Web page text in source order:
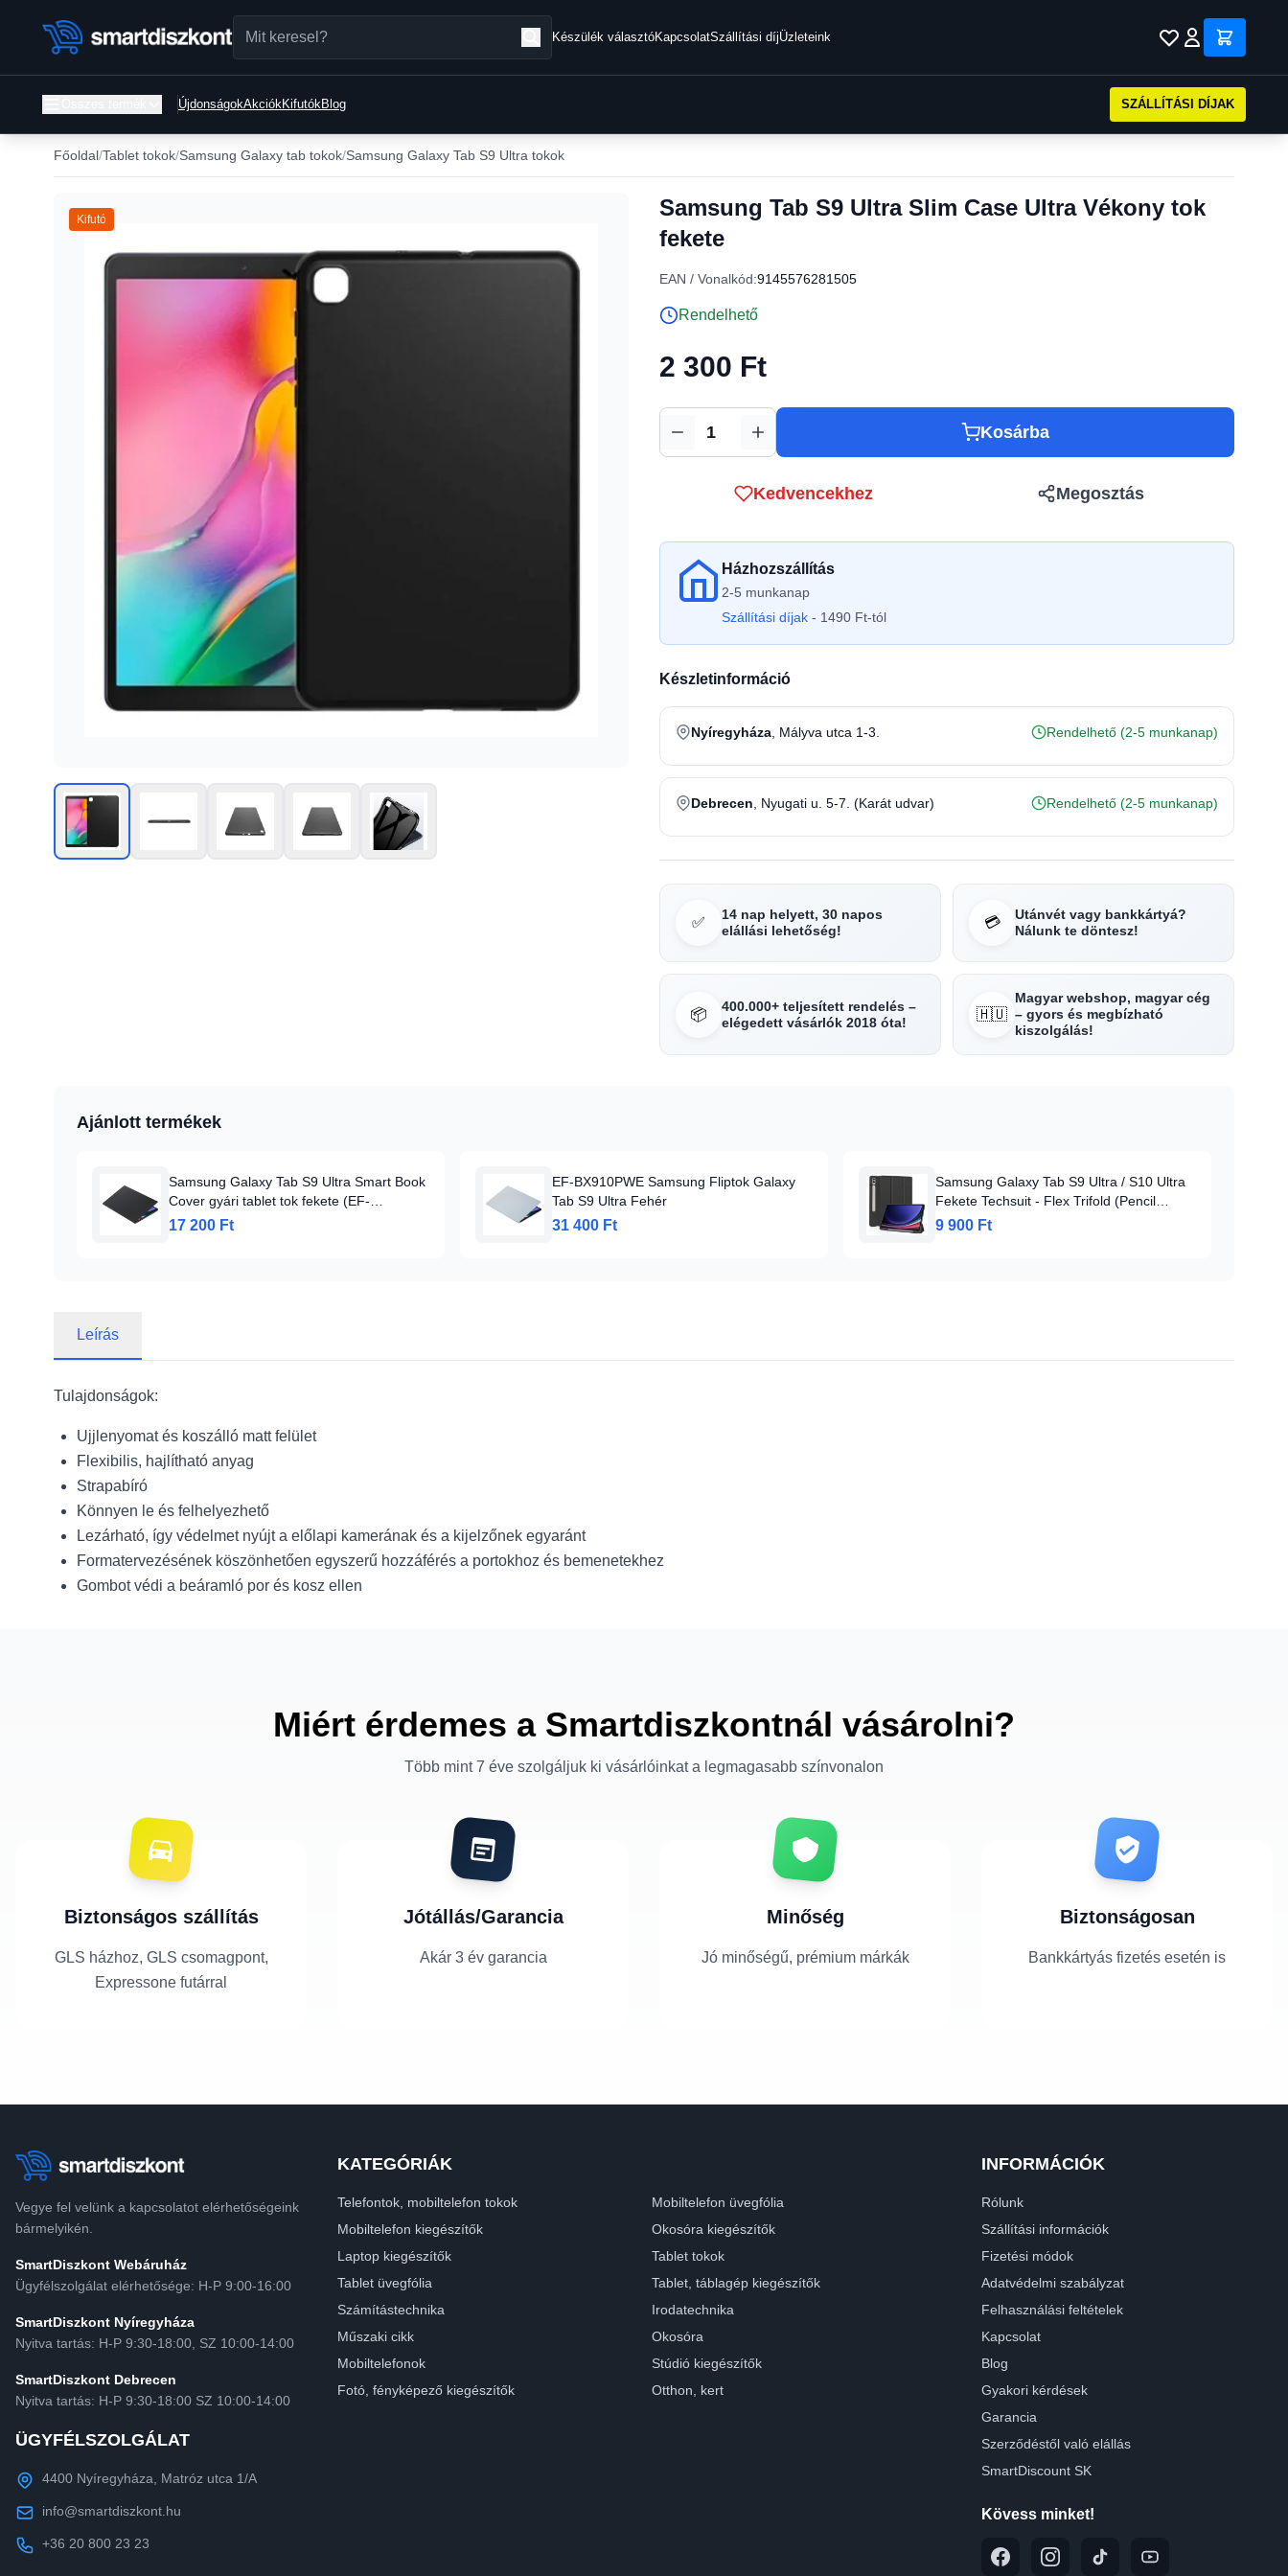
Készülék választóKapcsolatSzállítási díjÜzleteink
ÚjdonságokAkciókKifutókBlog SZÁLLÍTÁSI DÍJAK
Főoldal Tablet tokok Samsung Galaxy tab tokok Samsung Galaxy Tab S9 Ultra tokok
Kifutó
Samsung Tab S9 Ultra Slim Case Ultra Vékony tok
fekete
EAN / Vonalkód:9145576281505
Rendelhető
2 300 Ft
Mennyiség Kosárba
Kedvencekhez Megosztás
Házhozszállítás
2-5 munkanap
Szállítási díjak - 1490 Ft-tól
Készletinformáció
Nyíregyháza , Mályva utca 1-3. Rendelhető (2-5 munkanap)
Debrecen , Nyugati u. 5-7. (Karát udvar) Rendelhető (2-5 munkanap)
✅
14 nap helyett, 30 napos
elállási lehetőség!
💳
Utánvét vagy bankkártyá?
Nálunk te döntesz!
📦
400.000+ teljesített rendelés –
elégedett vásárlók 2018 óta!
🇭🇺
Magyar webshop, magyar cég
– gyors és megbízható
kiszolgálás!
Ajánlott termékek
Samsung Galaxy Tab S9 Ultra Smart Book
Cover gyári tablet tok fekete (EF-
BX910PBEGWW)
17 200 Ft
EF-BX910PWE Samsung Fliptok Galaxy
Tab S9 Ultra Fehér
31 400 Ft
Samsung Galaxy Tab S9 Ultra / S10 Ultra
Fekete Techsuit - Flex Trifold (Pencil
Holderekkel) tok
9 900 Ft
Leírás
Tulajdonságok:
Ujjlenyomat és koszálló matt felület
Flexibilis, hajlítható anyag
Strapabíró
Könnyen le és felhelyezhető
Lezárható, így védelmet nyújt a előlapi kamerának és a kijelzőnek egyaránt
Formatervezésének köszönhetően egyszerű hozzáférés a portokhoz és bemenetekhez
Gombot védi a beáramló por és kosz ellen
Miért érdemes a Smartdiszkontnál vásárolni?
Több mint 7 éve szolgáljuk ki vásárlóinkat a legmagasabb színvonalon
Biztonságos szállítás
GLS házhoz, GLS csomagpont,
Expressone futárral
Jótállás/Garancia
Akár 3 év garancia
Minőség
Jó minőségű, prémium márkák
Biztonságosan
Bankkártyás fizetés esetén is
Vegye fel velünk a kapcsolatot elérhetőségeink
bármelyikén.
SmartDiszkont Webáruház
Ügyfélszolgálat elérhetősége: H-P 9:00-16:00
SmartDiszkont Nyíregyháza
Nyitva tartás: H-P 9:30-18:00, SZ 10:00-14:00
SmartDiszkont Debrecen
Nyitva tartás: H-P 9:30-18:00 SZ 10:00-14:00
ÜGYFÉLSZOLGÁLAT
4400 Nyíregyháza, Matróz utca 1/A
info@smartdiszkont.hu
+36 20 800 23 23
KATEGÓRIÁK
Telefontok, mobiltelefon tokok
Mobiltelefon üvegfólia
Mobiltelefon kiegészítők
Okosóra kiegészítők
Laptop kiegészítők
Tablet tokok
Tablet üvegfólia
Tablet, táblagép kiegészítők
Számítástechnika
Irodatechnika
Műszaki cikk
Okosóra
Mobiltelefonok
Stúdió kiegészítők
Fotó, fényképező kiegészítők
Otthon, kert
INFORMÁCIÓK
Rólunk
Szállítási információk
Fizetési módok
Adatvédelmi szabályzat
Felhasználási feltételek
Kapcsolat
Blog
Gyakori kérdések
Garancia
Szerződéstől való elállás
SmartDiscount SK
Kövess minket!